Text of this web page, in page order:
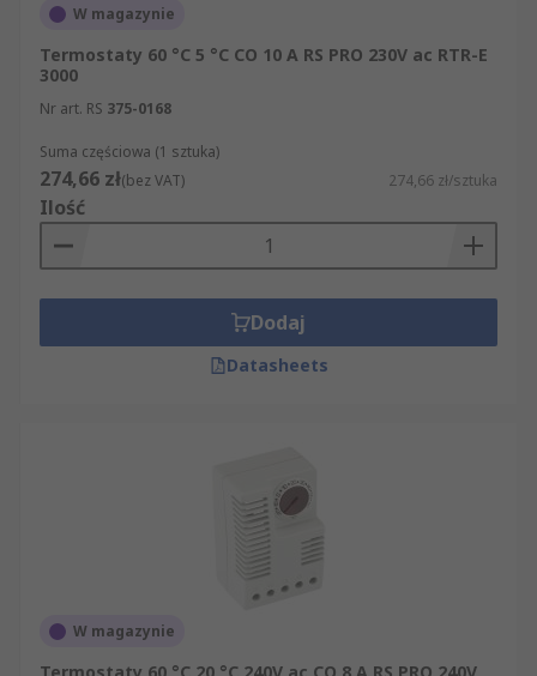
W magazynie
Termostaty 60 °C 5 °C CO 10 A RS PRO 230V ac RTR-E
3000
Nr art. RS 375-0168
Suma częściowa (1 sztuka)
274,66 zł(bez VAT) 274,66 zł/sztuka
Ilość
Dodaj
Datasheets
W magazynie